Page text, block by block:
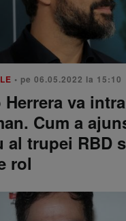
• pe 06.05.2022 la 15:10
va
Cum a
al trupei RBD
rol